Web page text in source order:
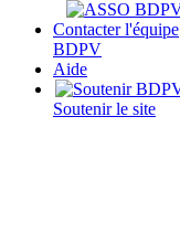
Contacter l'équipe
BDPV
Aide
Soutenir le site